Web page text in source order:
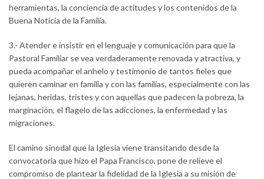
herramientas, la conciencia de actitudes y los contenidos de la
Buena Noticia de la Familia.
3.- Atender e insistir en el lenguaje y comunicación para que la
Pastoral Familiar se vea verdaderamente renovada y atractiva, y
pueda acompañar el anhelo y testimonio de tantos fieles que
quieren caminar en familia y con las familias, especialmente con las
lejanas, heridas, tristes y con aquellas que padecen la pobreza, la
marginación, el flagelo de las adicciones, la enfermedad y las
migraciones.
El camino sinodal que la Iglesia viene transitando desde la
convocatoria que hizo el Papa Francisco, pone de relieve el
compromiso de plantear la fidelidad de la Iglesia a su misión de